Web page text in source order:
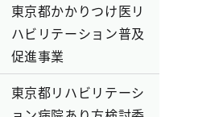
東京都かかりつけ医リ
ハビリテーション普及
促進事業
東京都リハビリテーシ